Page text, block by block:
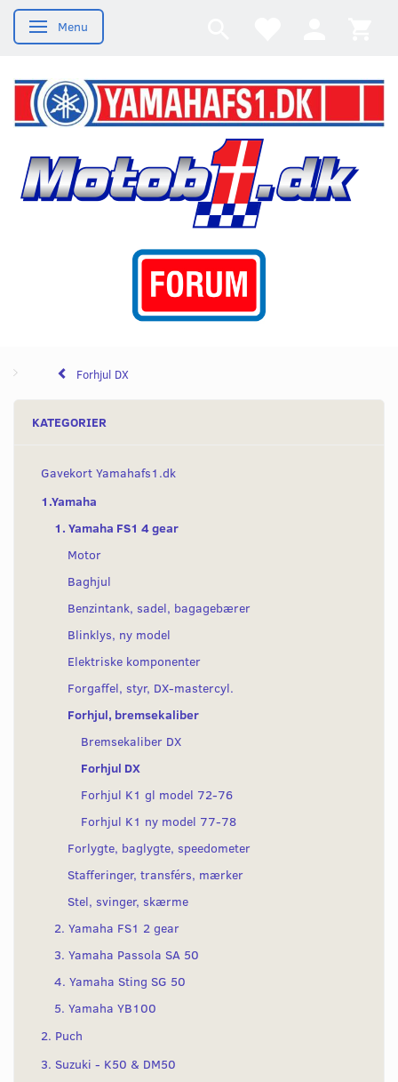
Skifte navigation
Menu
Forhjul DX
KATEGORIER
Gavekort Yamahafs1.dk
1.Yamaha
1. Yamaha FS1 4 gear
Motor
Baghjul
Benzintank, sadel, bagagebærer
Blinklys, ny model
Elektriske komponenter
Forgaffel, styr, DX-mastercyl.
Forhjul, bremsekaliber
Bremsekaliber DX
Forhjul DX
Forhjul K1 gl model 72-76
Forhjul K1 ny model 77-78
Forlygte, baglygte, speedometer
Stafferinger, transférs, mærker
Stel, svinger, skærme
2. Yamaha FS1 2 gear
3. Yamaha Passola SA 50
4. Yamaha Sting SG 50
5. Yamaha YB100
2. Puch
3. Suzuki - K50 & DM50